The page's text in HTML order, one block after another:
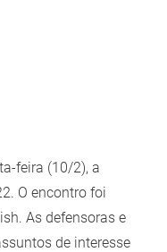
feira (10/2), a
O encontro foi
As defensoras e
de interesse